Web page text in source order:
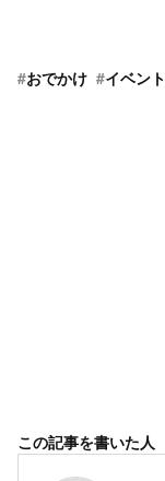
#おでかけ #イベント
この記事を書いた人